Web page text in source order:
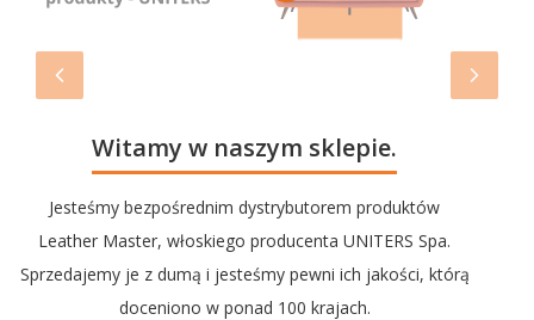
Witamy w naszym sklepie.
Jesteśmy bezpośrednim dystrybutorem produktów
Leather Master, włoskiego producenta UNITERS Spa.
Sprzedajemy je z dumą i jesteśmy pewni ich jakości, którą
doceniono w ponad 100 krajach.